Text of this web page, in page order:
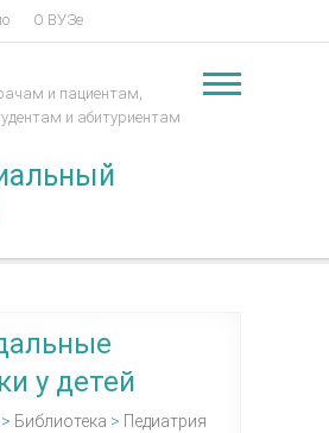
О ВУЗе
и пациентам,
и абитуриентам
у детей
> Библиотека > Педиатрия